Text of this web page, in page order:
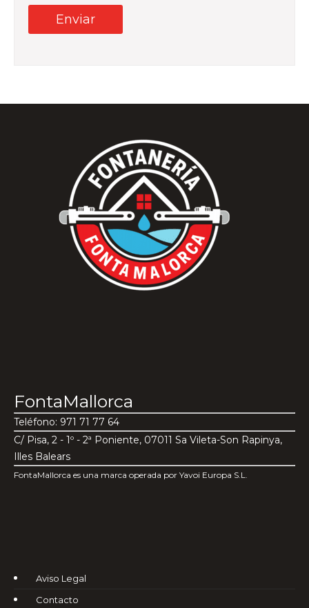
FontaMallorca
Teléfono: 971 71 77 64
C/ Pisa, 2 - 1º - 2ª Poniente, 07011 Sa Vileta-Son Rapinya,
Illes Balears
FontaMallorca es una marca operada por Yavoi Europa S.L.
Aviso Legal
Contacto